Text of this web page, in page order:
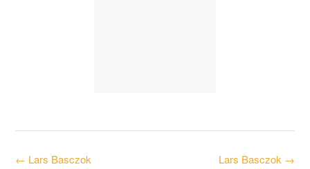
Post Lars Basczok →
← Lars Basczok